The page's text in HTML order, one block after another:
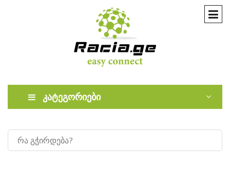
კატეგორიები